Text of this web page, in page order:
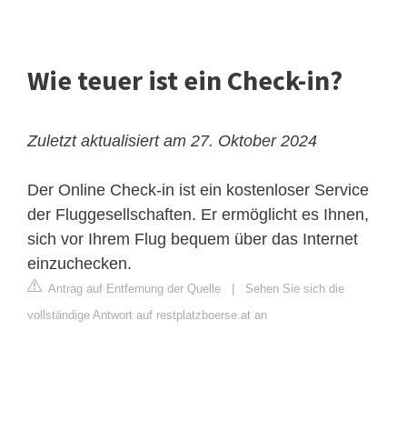
Wie teuer ist ein Check-in?
Zuletzt aktualisiert am 27. Oktober 2024
Der Online Check-in ist ein kostenloser Service
der Fluggesellschaften. Er ermöglicht es Ihnen,
sich vor Ihrem Flug bequem über das Internet
einzuchecken.
Antrag auf Entfernung der Quelle
Sehen Sie sich die
vollständige Antwort auf restplatzboerse.at an